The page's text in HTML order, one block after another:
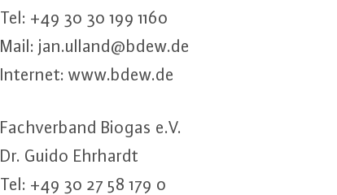
Tel: +49 30 30 199 1160
Mail: jan.​ulland@​bdew.​de
Internet: www.​bdew.​de
Fach­ver­band Biogas e.V.
Dr. Guido Ehrhardt
Tel: +49 30 27 58 179 0